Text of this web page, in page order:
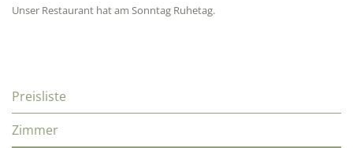
Unser Restaurant hat am Sonntag Ruhetag.
Preisliste
Zimmer